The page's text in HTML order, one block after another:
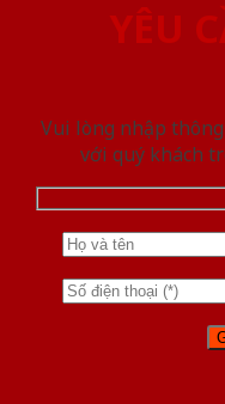
YÊU
Vui lòng nhập
với quý khách